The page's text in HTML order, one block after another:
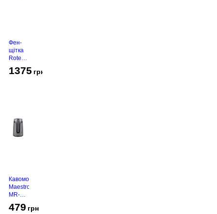
Фен-
щітка
Rotex
490-T
1375 грн
Кавомолка
Maestro
MR-
Grey
479 грн